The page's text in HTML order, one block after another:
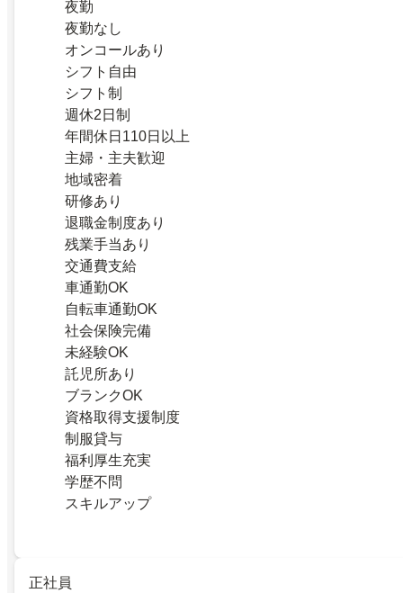
夜勤
夜勤なし
オンコールあり
シフト自由
シフト制
週休2日制
年間休日110日以上
主婦・主夫歓迎
地域密着
研修あり
退職金制度あり
残業手当あり
交通費支給
車通勤OK
自転車通勤OK
社会保険完備
未経験OK
託児所あり
ブランクOK
資格取得支援制度
制服貸与
福利厚生充実
学歴不問
スキルアップ
正社員